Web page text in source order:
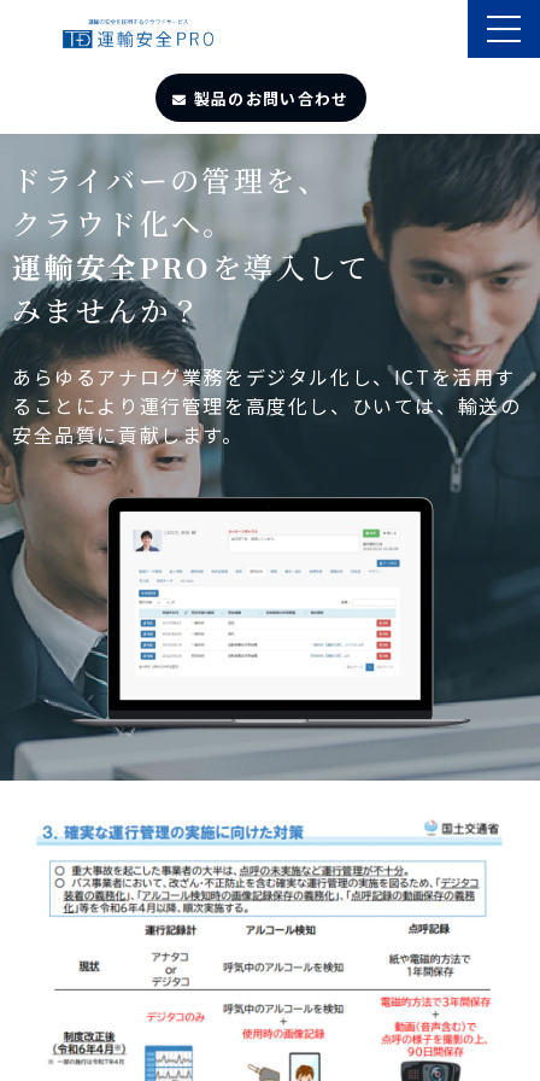
製品のお問い合わせ
TOP
導入事例
製品・サービス
自動点呼
遠隔点呼
お役立ちサイト
ドライバーの管理を、
クラウド化へ。
運輸安全PRO を導入して
みませんか？
あらゆるアナログ業務をデジタル化し、ICTを活用す
ることにより運行管理を高度化し、ひいては、輸送の
安全品質に貢献します。